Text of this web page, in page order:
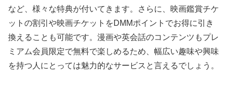
など、様々な特典が付いてきます。さらに、映画鑑賞チケ
ットの割引や映画チケットをDMMポイントでお得に引き
換えることも可能です。漫画や英会話のコンテンツもプレ
ミアム会員限定で無料で楽しめるため、幅広い趣味や興味
を持つ人にとっては魅力的なサービスと言えるでしょう。